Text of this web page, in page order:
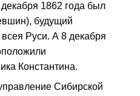
1862 года был
будущий
Руси. А 8 декабря
Константина.
Сибирской